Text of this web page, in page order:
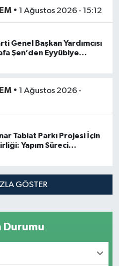
• 1 Ağustos 2026 - 15:12
Genel Başkan Yardımcısı
Şen’den Eyyübiye
• 1 Ağustos 2026 -
Tabiat Parkı Projesi İçin
Yapım Süreci
GÖSTER
Durumu